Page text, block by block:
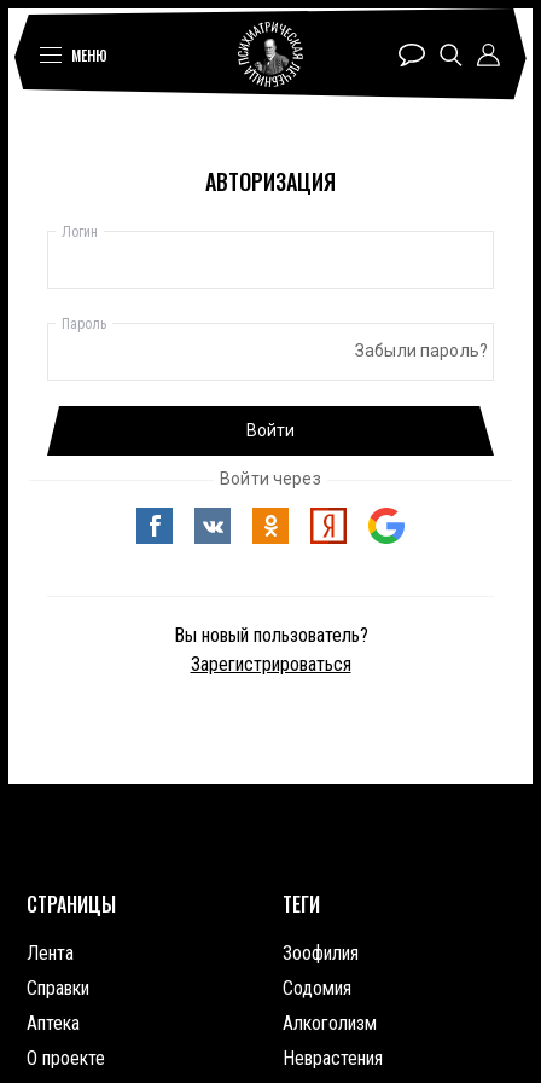
МЕНЮ
АВТОРИЗАЦИЯ
Логин
Пароль
Забыли пароль?
Войти
Войти через
Вы новый пользователь?
Зарегистрироваться
СТРАНИЦЫ
Лента
Справки
Аптека
О проекте
ТЕГИ
Зоофилия
Содомия
Алкоголизм
Неврастения